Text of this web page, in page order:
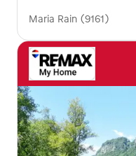
Maria Rain (9161)